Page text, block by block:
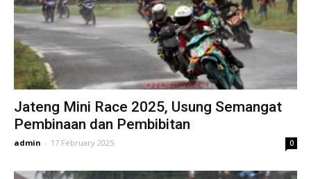
Jateng Mini Race 2025, Usung Semangat
Pembinaan dan Pembibitan
admin - 17 February 2025 0